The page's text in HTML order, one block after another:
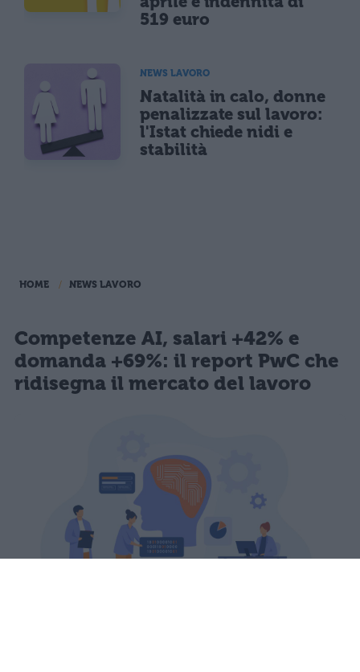
519 euro
NEWS LAVORO
Natalità in calo, donne
penalizzate sul lavoro:
l'Istat chiede nidi e
stabilità
HOME NEWS LAVORO
Competenze AI, salari +42% e
domanda +69%: il report PwC che
ridisegna il mercato del lavoro